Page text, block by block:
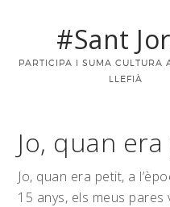
#Sant
PARTICIPA I SUMA CULTURA
LLEFIÀ
Jo, quan
Jo, quan era petit, a
15 anys, els meus